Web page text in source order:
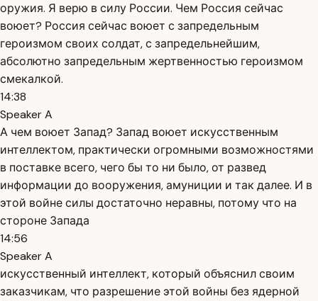
оружия. Я верю в силу России. Чем Россия сейчас
воюет? Россия сейчас воюет с запредельным
героизмом своих солдат, с запредельнейшим,
абсолютно запредельным жертвенностью героизмом
смекалкой.
14:38
Speaker A
А чем воюет Запад? Запад воюет искусственным
интеллектом, практически огромными возможностями
в поставке всего, чего бы то ни было, от развед
информации до вооружения, амуниции и так далее. И в
этой войне силы достаточно неравны, потому что на
стороне Запада
14:56
Speaker A
искусственный интеллект, который объяснил своим
заказчикам, что разрешение этой войны без ядерной